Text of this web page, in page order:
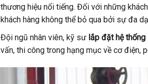
thương hiệu nổi tiếng. Đối với những
khách hàng không thể bỏ qua bởi sự đa
Đội ngũ nhân viên, kỹ sư lắp đặt hệ thống
vấn, thi công trong hạng mục về cơ điện,